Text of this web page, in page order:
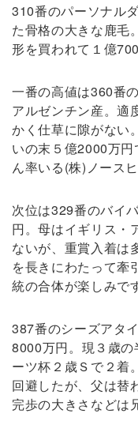
310番のパーソナル
た骨格の大きな鹿毛
形を買われて１億
一番の高値は360番
アルゼンチン産。適
かく仕草に隙がない
いの末５億2000万
ん率いる(株)ノース
次位は329番のバイ
円。母はイギリス・
ないが、重賞入着は
を長きにわたって牽
統の合体が楽しみです
387番のシーズアタ
8000万円。現３歳
ーツ杯２歳Ｓで２着
回避したが、父は替
完歩の大きさなどは